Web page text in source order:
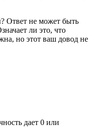
Ответ не может быть
ли это, что
но этот ваш довод не
дает 0 или